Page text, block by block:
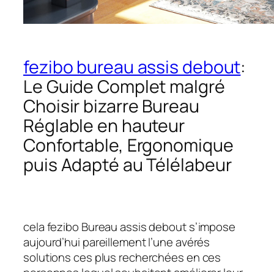
fezibo bureau assis debout:
Le Guide Complet malgré
Choisir bizarre Bureau
Réglable en hauteur
Confortable, Ergonomique
puis Adapté au Télélabeur
cela fezibo Bureau assis debout s’impose
aujourd’hui pareillement l’une avérés
solutions ces plus recherchées en ces